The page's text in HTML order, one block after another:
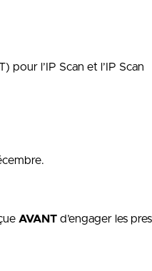
pour l’IP Scan et l’IP Scan
AVANT d’engager les